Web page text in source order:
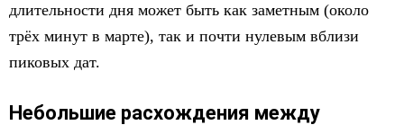
длительности дня может быть как заметным (около
трёх минут в марте), так и почти нулевым вблизи
пиковых дат.
Небольшие расхождения между